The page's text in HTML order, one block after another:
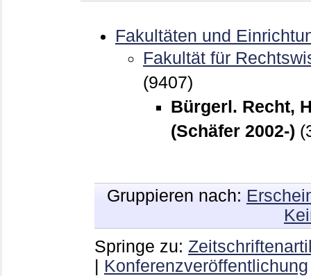
Fakultäten und
Fakultät für
(9407)
Bürgerl. Recht,
(Schäfer 2002-)
Gruppieren nach:
Springe zu:
| Konferenzveröffentlichung